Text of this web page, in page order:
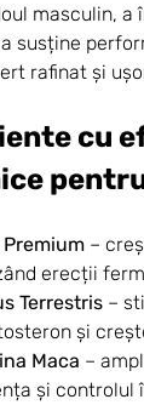
masculin, a
susține
rafinat și
cu
Premium –
erecții
Terrestris –
și
Maca –
și controlul